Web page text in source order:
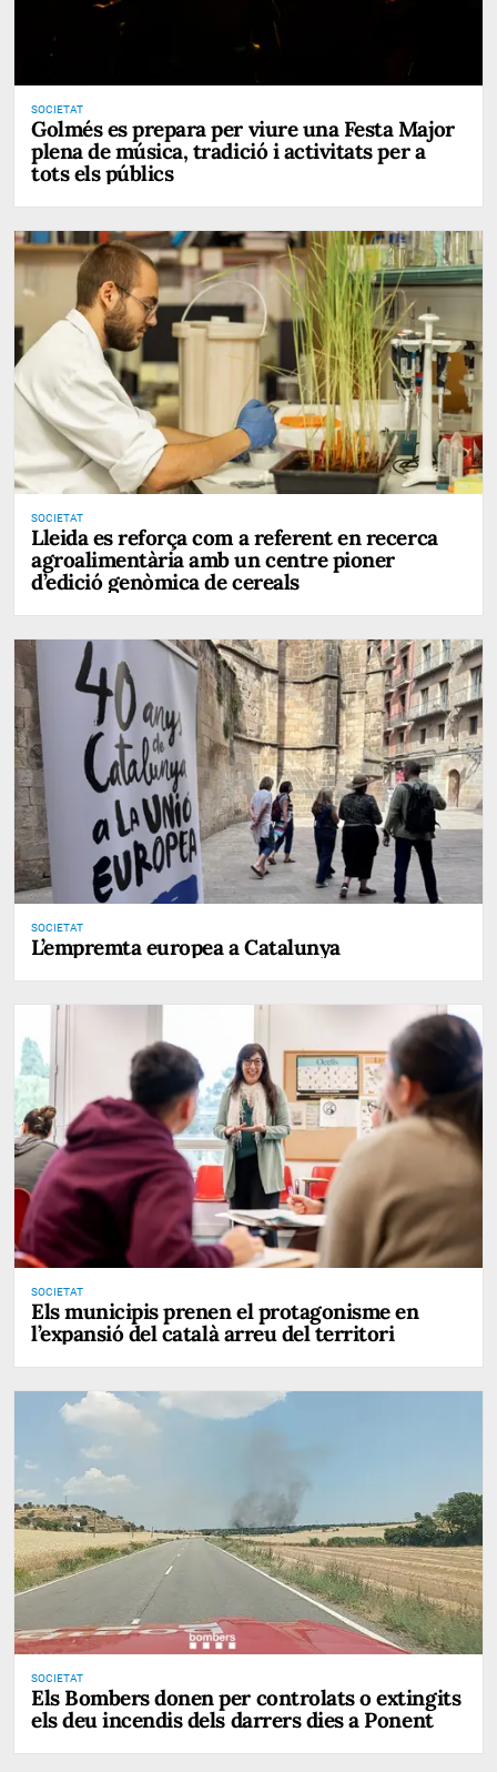
SOCIETAT
Golmés es prepara per viure una Festa Major
plena de música, tradició i activitats per a
tots els públics
SOCIETAT
Lleida es reforça com a referent en recerca
agroalimentària amb un centre pioner
d’edició genòmica de cereals
SOCIETAT
L’empremta europea a Catalunya
SOCIETAT
Els municipis prenen el protagonisme en
l’expansió del català arreu del territori
SOCIETAT
Els Bombers donen per controlats o extingits
els deu incendis dels darrers dies a Ponent